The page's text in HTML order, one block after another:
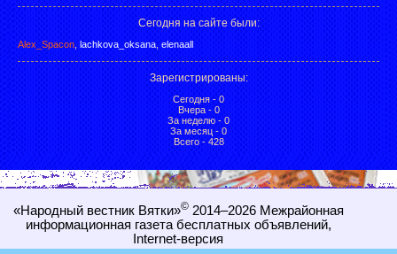
Сегодня на сайте были:
Alex_Spacon lachkova_oksana elenaall
Зарегистрированы:
Сегодня - 0
Вчера - 0
За неделю - 0
За месяц - 0
Всего - 428
«Народный вестник Вятки»©2014–2026 Межрайонная
информационная газета бесплатных объявлений,
Internet-версия